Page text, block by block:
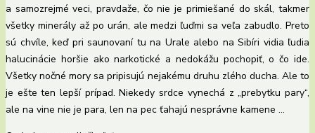
a samozrejmé veci, pravdaže, čo nie je primiešané do skál, takmer
všetky minerály až po urán, ale medzi ľuďmi sa veľa zabudlo. Preto
sú chvíle, keď pri saunovaní tu na Urale alebo na Sibíri vidia ľudia
halucinácie horšie ako narkotické a nedokážu pochopiť, o čo ide.
Všetky nočné mory sa pripisujú nejakému druhu zlého ducha. Ale to
je ešte ten lepší prípad. Niekedy srdce vynechá z „prebytku pary“,
ale na vine nie je para, len na pec ťahajú nesprávne kamene …